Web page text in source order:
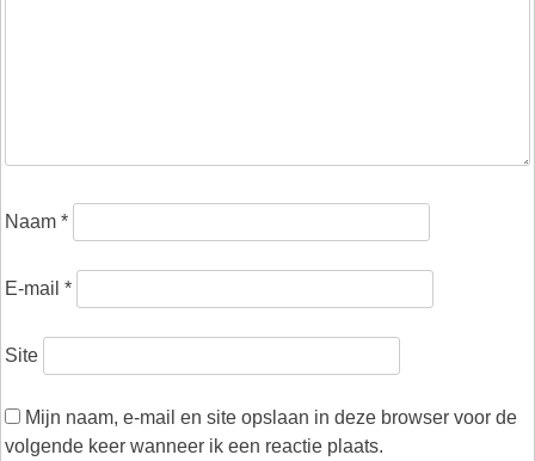
Naam *
E-mail *
Site
Mijn naam, e-mail en site opslaan in deze browser voor de
volgende keer wanneer ik een reactie plaats.